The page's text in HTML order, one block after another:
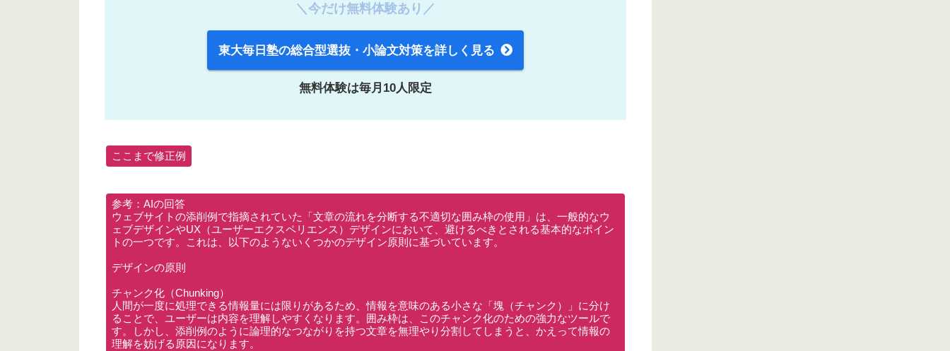
＼今だけ無料体験あり／
東大毎日塾の総合型選抜・小論文対策を詳しく見る
無料体験は毎月10人限定
ここまで修正例
参考：AIの回答
ウェブサイトの添削例で指摘されていた「文章の流れを分断する不適切な囲み枠の使用」は、一般的なウ
ェブデザインやUX（ユーザーエクスペリエンス）デザインにおいて、避けるべきとされる基本的なポイン
トの一つです。これは、以下のようないくつかのデザイン原則に基づいています。
デザインの原則
チャンク化（Chunking）
人間が一度に処理できる情報量には限りがあるため、情報を意味のある小さな「塊（チャンク）」に分け
ることで、ユーザーは内容を理解しやすくなります。囲み枠は、このチャンク化のための強力なツールで
す。しかし、添削例のように論理的なつながりを持つ文章を無理やり分割してしまうと、かえって情報の
理解を妨げる原因になります。